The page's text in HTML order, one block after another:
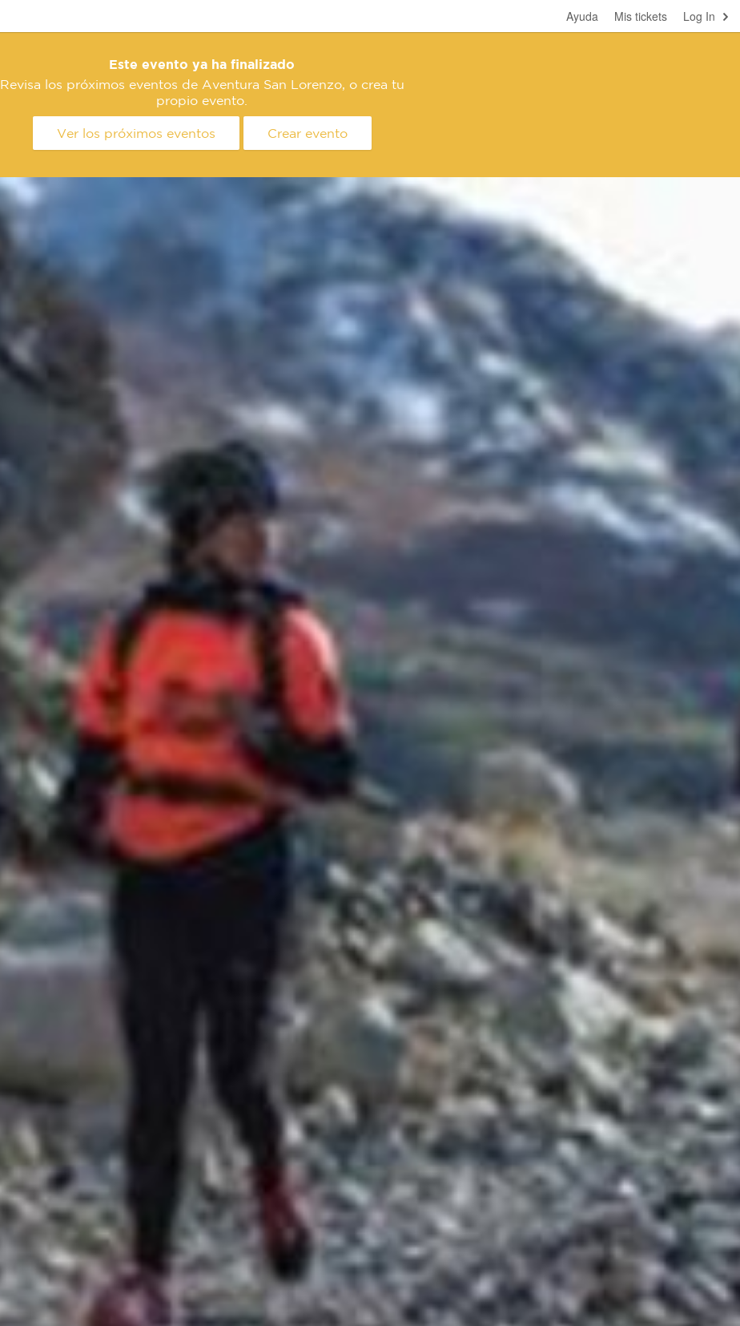
Log In
Mis tickets
Ayuda
Este evento ya ha finalizado
Revisa los próximos eventos de Aventura San Lorenzo, o crea tu
propio evento.
Ver los próximos eventos Crear evento